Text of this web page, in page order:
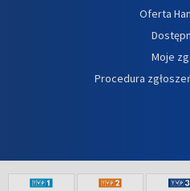
Oferta
Moje
Procedura